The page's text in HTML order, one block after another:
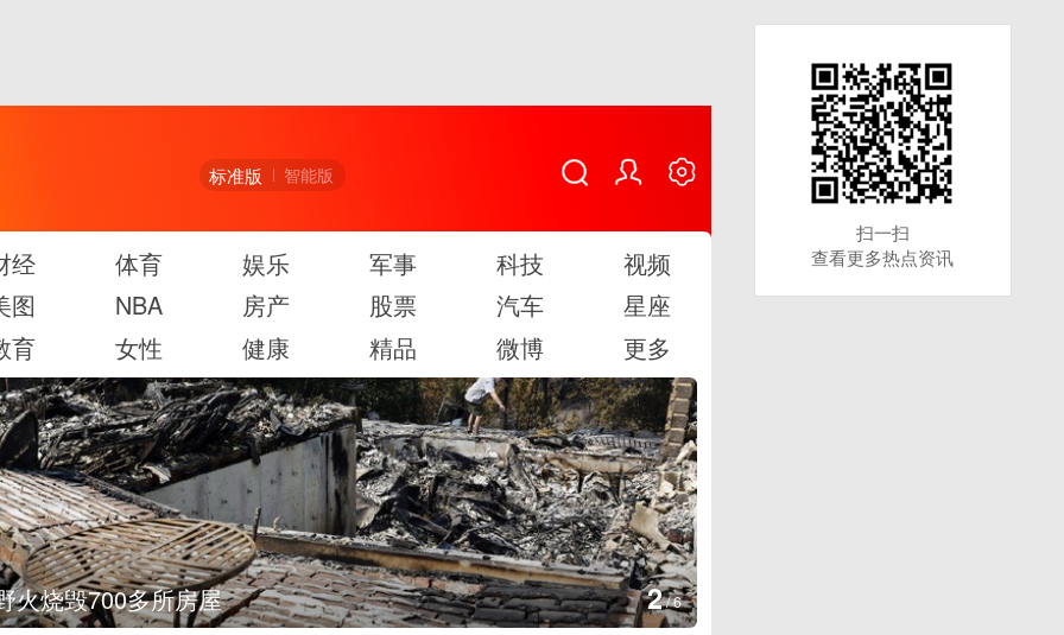
标准版 智能版
经 体育 娱乐 军事 科技
视频
图
NBA 房产 股票 汽车
星座
育
女性 健康 精品 微博 更多
火烧毁700多所房屋 2/6
扫一扫
查看更多热点资讯
扫一扫
查看更多热点资讯